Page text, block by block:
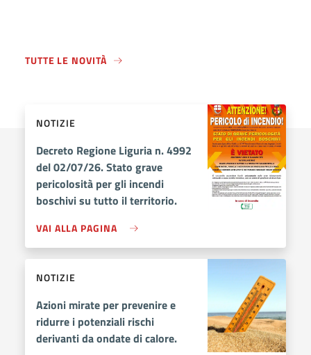
TUTTE LE NOVITÀ
NOTIZIE
Decreto Regione Liguria n. 4992
del 02/07/26. Stato grave
pericolosità per gli incendi
boschivi su tutto il territorio.
VAI ALLA PAGINA
NOTIZIE
Azioni mirate per prevenire e
ridurre i potenziali rischi
derivanti da ondate di calore.